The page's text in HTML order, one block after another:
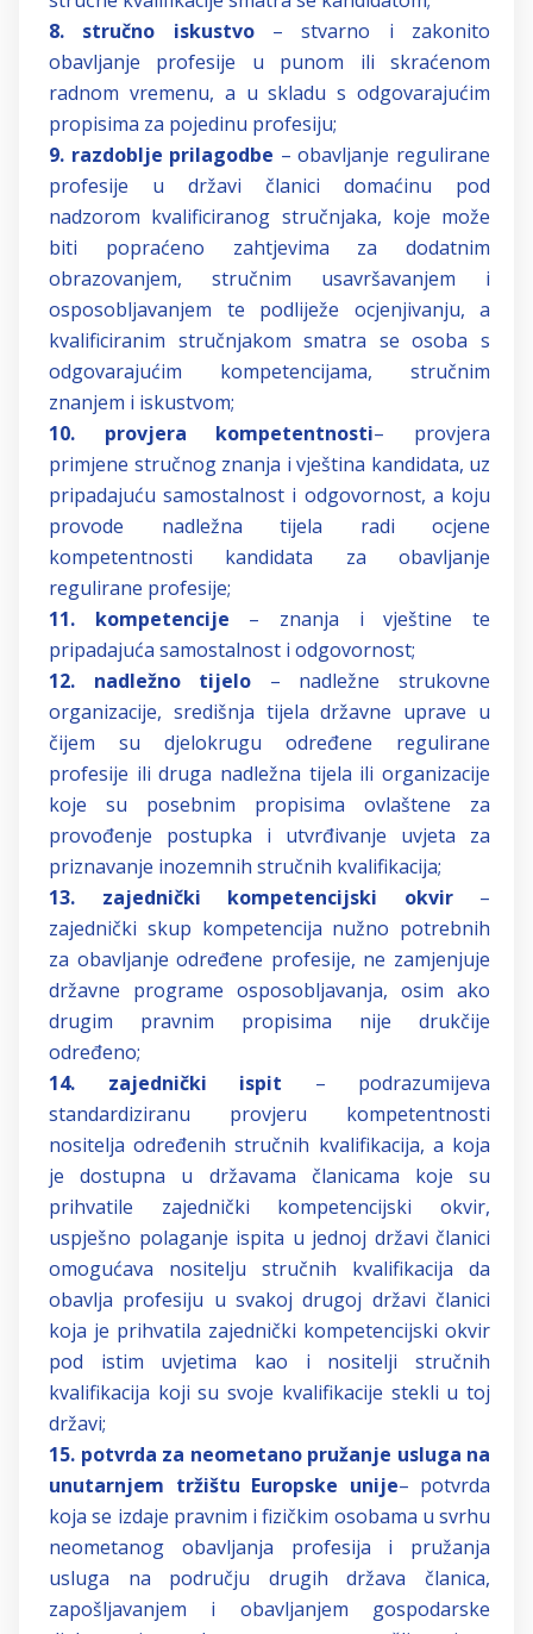
8. stručno iskustvo– stvarno i zakonito
obavljanje profesije u punom ili skraćenom
radnom vremenu, a u skladu s odgovarajućim
propisima za pojedinu profesiju;
9. razdoblje prilagodbe – obavljanje regulirane
profesije u državi članici domaćinu pod
nadzorom kvalificiranog stručnjaka, koje može
biti popraćeno zahtjevima za dodatnim
obrazovanjem, stručnim usavršavanjem i
osposobljavanjem te podliježe ocjenjivanju, a
kvalificiranim stručnjakom smatra se osoba s
odgovarajućim kompetencijama, stručnim
znanjem i iskustvom;
10. provjera kompetentnosti– provjera
primjene stručnog znanja i vještina kandidata, uz
pripadajuću samostalnost i odgovornost, a koju
provode nadležna tijela radi ocjene
kompetentnosti kandidata za obavljanje
regulirane profesije;
11. kompetencije – znanja i vještine te
pripadajuća samostalnost i odgovornost;
12. nadležno tijelo – nadležne strukovne
organizacije, središnja tijela državne uprave u
čijem su djelokrugu određene regulirane
profesije ili druga nadležna tijela ili organizacije
koje su posebnim propisima ovlaštene za
provođenje postupka i utvrđivanje uvjeta za
priznavanje inozemnih stručnih kvalifikacija;
13. zajednički kompetencijski okvir–
zajednički skup kompetencija nužno potrebnih
za obavljanje određene profesije, ne zamjenjuje
državne programe osposobljavanja, osim ako
drugim pravnim propisima nije drukčije
određeno;
14. zajednički ispit – podrazumijeva
standardiziranu provjeru kompetentnosti
nositelja određenih stručnih kvalifikacija, a koja
je dostupna u državama članicama koje su
prihvatile zajednički kompetencijski okvir,
uspješno polaganje ispita u jednoj državi članici
omogućava nositelju stručnih kvalifikacija da
obavlja profesiju u svakoj drugoj državi članici
koja je prihvatila zajednički kompetencijski okvir
pod istim uvjetima kao i nositelji stručnih
kvalifikacija koji su svoje kvalifikacije stekli u toj
državi;
15. potvrda za neometano pružanje usluga na
unutarnjem tržištu Europske unije– potvrda
koja se izdaje pravnim i fizičkim osobama u svrhu
neometanog obavljanja profesija i pružanja
usluga na području drugih država članica,
zapošljavanjem i obavljanjem gospodarske